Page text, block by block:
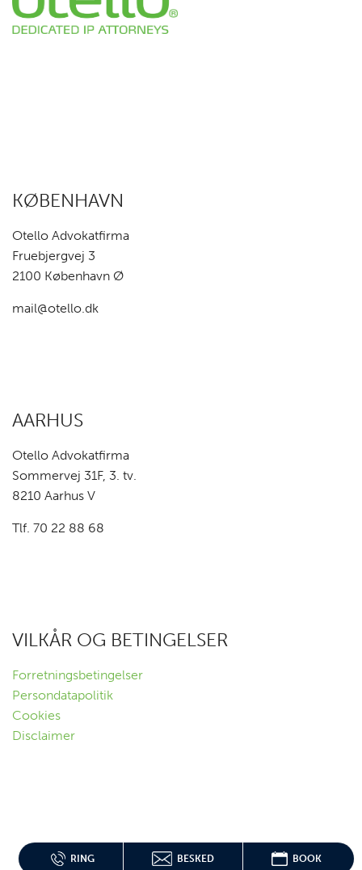
RING BESKED BOOK
KØBENHAVN
Otello Advokatfirma
Fruebjergvej 3
2100 København Ø
mail@otello.dk
AARHUS
Otello Advokatfirma
Sommervej 31F, 3. tv.
8210 Aarhus V
Tlf. 70 22 88 68
VILKÅR OG BETINGELSER
Forretningsbetingelser
Persondatapolitik
Cookies
Disclaimer